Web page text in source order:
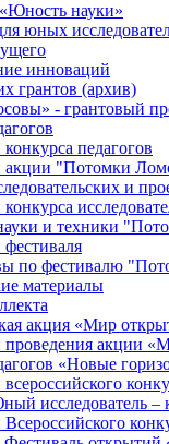
науки»
юных
инноваций
грантов (архив)
- грантовый
педагогов
акции "Потомки
и
и техники
по фестивалю
материалы
акция «Мир
проведения
«Новые
всероссийского
исследователь –